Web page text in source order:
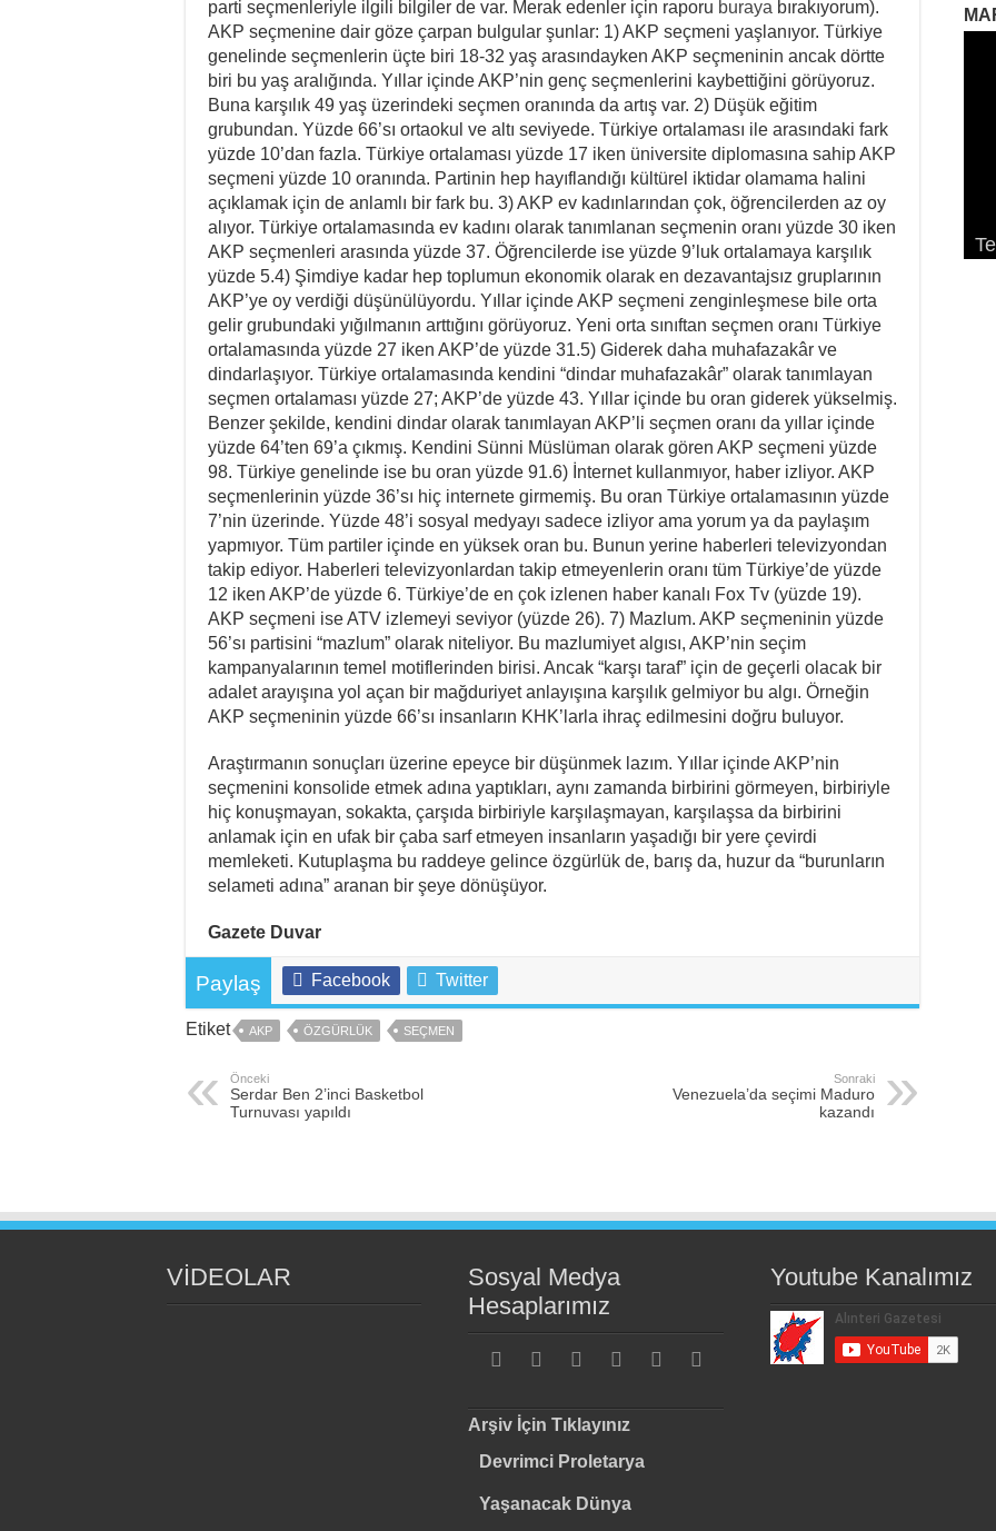
parti seçmenleriyle ilgili bilgiler de var. Merak edenler için raporu buraya bırakıyorum).
AKP seçmenine dair göze çarpan bulgular şunlar: 1) AKP seçmeni yaşlanıyor. Türkiye
genelinde seçmenlerin üçte biri 18-32 yaş arasındayken AKP seçmeninin ancak dörtte
biri bu yaş aralığında. Yıllar içinde AKP’nin genç seçmenlerini kaybettiğini görüyoruz.
Buna karşılık 49 yaş üzerindeki seçmen oranında da artış var. 2) Düşük eğitim
grubundan. Yüzde 66’sı ortaokul ve altı seviyede. Türkiye ortalaması ile arasındaki fark
yüzde 10’dan fazla. Türkiye ortalaması yüzde 17 iken üniversite diplomasına sahip AKP
seçmeni yüzde 10 oranında. Partinin hep hayıflandığı kültürel iktidar olamama halini
açıklamak için de anlamlı bir fark bu. 3) AKP ev kadınlarından çok, öğrencilerden az oy
alıyor. Türkiye ortalamasında ev kadını olarak tanımlanan seçmenin oranı yüzde 30 iken
AKP seçmenleri arasında yüzde 37. Öğrencilerde ise yüzde 9’luk ortalamaya karşılık
yüzde 5.4) Şimdiye kadar hep toplumun ekonomik olarak en dezavantajsız gruplarının
AKP’ye oy verdiği düşünülüyordu. Yıllar içinde AKP seçmeni zenginleşmese bile orta
gelir grubundaki yığılmanın arttığını görüyoruz. Yeni orta sınıftan seçmen oranı Türkiye
ortalamasında yüzde 27 iken AKP’de yüzde 31.5) Giderek daha muhafazakâr ve
dindarlaşıyor. Türkiye ortalamasında kendini “dindar muhafazakâr” olarak tanımlayan
seçmen ortalaması yüzde 27; AKP’de yüzde 43. Yıllar içinde bu oran giderek yükselmiş.
Benzer şekilde, kendini dindar olarak tanımlayan AKP’li seçmen oranı da yıllar içinde
yüzde 64’ten 69’a çıkmış. Kendini Sünni Müslüman olarak gören AKP seçmeni yüzde
98. Türkiye genelinde ise bu oran yüzde 91.6) İnternet kullanmıyor, haber izliyor. AKP
seçmenlerinin yüzde 36’sı hiç internete girmemiş. Bu oran Türkiye ortalamasının yüzde
7’nin üzerinde. Yüzde 48’i sosyal medyayı sadece izliyor ama yorum ya da paylaşım
yapmıyor. Tüm partiler içinde en yüksek oran bu. Bunun yerine haberleri televizyondan
takip ediyor. Haberleri televizyonlardan takip etmeyenlerin oranı tüm Türkiye’de yüzde
12 iken AKP’de yüzde 6. Türkiye’de en çok izlenen haber kanalı Fox Tv (yüzde 19).
AKP seçmeni ise ATV izlemeyi seviyor (yüzde 26). 7) Mazlum. AKP seçmeninin yüzde
56’sı partisini “mazlum” olarak niteliyor. Bu mazlumiyet algısı, AKP’nin seçim
kampanyalarının temel motiflerinden birisi. Ancak “karşı taraf” için de geçerli olacak bir
adalet arayışına yol açan bir mağduriyet anlayışına karşılık gelmiyor bu algı. Örneğin
AKP seçmeninin yüzde 66’sı insanların KHK’larla ihraç edilmesini doğru buluyor.
Araştırmanın sonuçları üzerine epeyce bir düşünmek lazım. Yıllar içinde AKP’nin
seçmenini konsolide etmek adına yaptıkları, aynı zamanda birbirini görmeyen, birbiriyle
hiç konuşmayan, sokakta, çarşıda birbiriyle karşılaşmayan, karşılaşsa da birbirini
anlamak için en ufak bir çaba sarf etmeyen insanların yaşadığı bir yere çevirdi
memleketi. Kutuplaşma bu raddeye gelince özgürlük de, barış da, huzur da “burunların
selameti adına” aranan bir şeye dönüşüyor.
Gazete Duvar
Paylaş Facebook Twitter
Etiket AKP ÖZGÜRLÜK SEÇMEN
Önceki
Serdar Ben 2’inci Basketbol
Turnuvası yapıldı
Sonraki
Venezuela’da seçimi Maduro
kazandı
VİDEOLAR
Sosyal Medya
Hesaplarımız
Arşiv İçin Tıklayınız
Devrimci Proletarya
Yaşanacak Dünya
Youtube Kanalımız